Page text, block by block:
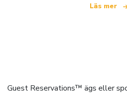
Läs mer
Guest Reservations™ ägs eller